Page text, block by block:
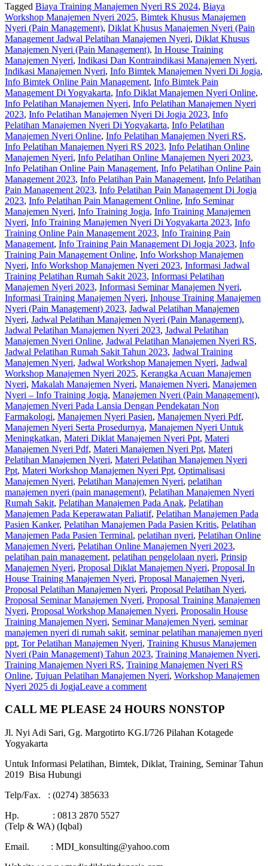
Tagged Biaya Training Manajemen Nyeri RS 2024, Biaya
Workshop Manajemen Nyeri 2025, Bimtek Khusus Manajemen
Nyeri (Pain Management), Diklat Khusus Manajemen Nyeri (Pain
Management Jadwal Pelatihan Manajemen Nyeri, Diklat Khusus
Manajemen Nyeri (Pain Management), In House Training
Manajemen Nyeri, Indikasi Dan Kontraindikasi Manajemen Nyeri,
Indikasi Manajemen Nyeri, Info Bimtek Manajemen Nyeri Di Jogja,
Info Bimtek Online Pain Management, Info Bimtek Pain
Management Di Yogyakarta, Info Diklat Manajemen Nyeri Online,
Info Pelatihan Manajemen Nyeri, Info Pelatihan Manajemen Nyeri
2023, Info Pelatihan Manajemen Nyeri Di Jogja 2023, Info
Pelatihan Manajemen Nyeri Di Yogyakarta, Info Pelatihan
Manajemen Nyeri Online, Info Pelatihan Manajemen Nyeri RS,
Info Pelatihan Manajemen Nyeri RS 2023, Info Pelatihan Online
Manajemen Nyeri, Info Pelatihan Online Manajemen Nyeri 2023,
Info Pelatihan Online Pain Management, Info Pelatihan Online Pain
Management 2023, Info Pelatihan Pain Management, Info Pelatihan
Pain Management 2023, Info Pelatihan Pain Management Di Jogja
2023, Info Pelatihan Pain Management Online, Info Seminar
Manajemen Nyeri, Info Training Jogja, Info Training Manajemen
Nyeri, Info Training Manajemen Nyeri Di Yogyakarta 2023, Info
Training Online Pain Management 2023, Info Training Pain
Management, Info Training Pain Management Di Jogja 2023, Info
Training Pain Management Online, Info Workshop Manajemen
Nyeri, Info Workshop Manajemen Nyeri 2023, Informasi Jadwal
Training Pelatihan Rumah Sakit 2023, Informasi Pelatihan
Manajemen Nyeri 2023, Informasi Seminar Manajemen Nyeri,
Informasi Training Manajemen Nyeri, Inhouse Training Manajemen
Nyeri (Pain Management) 2023, Jadwal Pelatihan Manajemen
Nyeri, Jadwal Pelatihan Manajemen Nyeri (Pain Management),
Jadwal Pelatihan Manajemen Nyeri 2023, Jadwal Pelatihan
Manajemen Nyeri Online, Jadwal Pelatihan Manajemen Nyeri RS,
Jadwal Pelatihan Rumah Sakit Tahun 2023, Jadwal Training
Manajemen Nyeri, Jadwal Workshop Manajemen Nyeri, Jadwal
Workshop Manajemen Nyeri 2025, Kerangka Acuan Manajemen
Nyeri, Makalah Manajemen Nyeri, Manajemen Nyeri, Manajemen
Nyeri – Info Training Jogja, Manajemen Nyeri (Pain Management),
Manajemen Nyeri Pada Lansia Dengan Pendekatan Non
Farmakologi, Manajemen Nyeri Pasien, Manajemen Nyeri Pdf,
Manajemen Nyeri Serta Prosedurnya, Manajemen Nyeri Untuk
Meningkatkan, Materi Diklat Manajemen Nyeri Ppt, Materi
Manajemen Nyeri Pdf, Materi Manajemen Nyeri Ppt, Materi
Pelatihan Manajemen Nyeri, Materi Pelatihan Manajemen Nyeri
Ppt, Materi Workshop Manajemen Nyeri Ppt, Optimalisasi
Manajemen Nyeri, Pelatihan Manajemen Nyeri, pelatihan
manajemen nyeri (pain management), Pelatihan Manajemen Nyeri
Rumah Sakit, Pelatihan Manajemen Pada Anak, Pelatihan
Manajemen Pada Keperawatan Paliatif, Pelatihan Manajemen Pada
Pasien Kanker, Pelatihan Manajemen Pada Pasien Kritis, Pelatihan
Manajemen Pada Pasien Terminal, pelatihan nyeri, Pelatihan Online
Manajemen Nyeri, Pelatihan Online Manajemen Nyeri 2023,
pelatihan pain management, pelatihan pengelolaan nyeri, Prinsip
Manajemen Nyeri, Proposal Diklat Manajemen Nyeri, Proposal In
House Training Manajemen Nyeri, Proposal Manajemen Nyeri,
Proposal Pelatihan Manajemen Nyeri, Proposal Pelatihan Nyeri,
Proposal Seminar Manajemen Nyeri, Proposal Training Manajemen
Nyeri, Proposal Workshop Manajemen Nyeri, Proposalin House
Training Manajemen Nyeri, Seminar Manajemen Nyeri, seminar
manajemen nyeri di rumah sakit, seminar pelatihan manajemen nyeri
ppt, Tor Pelatihan Manajemen Nyeri, Training Khusus Manajemen
Nyeri (Pain Management) Tahun 2023, Training Manajemen Nyeri,
Training Manajemen Nyeri RS, Training Manajemen Nyeri RS
Online, Tujuan Pelatihan Manajemen Nyeri, Workshop Manajemen
Nyeri 2025 di JogjaLeave a comment
CALL ME PLEASE 24 HOURS NONSTOP
Jl. Nyi Adi Sari, Gg. Margotirto KG.I/726 Pilahan Kotagede
Yogyakarta
Untuk Informasi Pelatihan, Bimtek, Diklat, Training, Seminar Tahun
2019 Bisa Hubungi
Telp/Fax. : (0274) 385633
Hp. : 0813 2870 5527
(Telp & WA) (Iqbal)
Email. : MDI_konsulting@yahoo.com